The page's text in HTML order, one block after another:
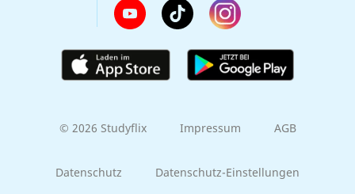
© 2026 Studyflix Impressum AGB
Datenschutz Datenschutz-Einstellungen